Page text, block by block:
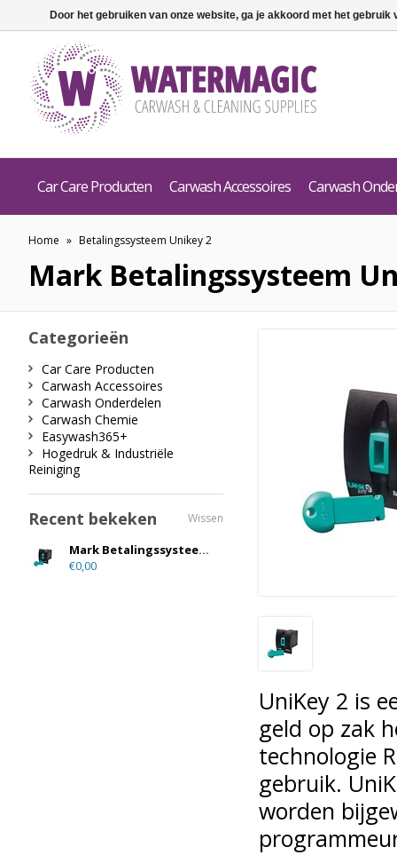
Car Care Producten Carwash Accessoires Carwash
Home » Betalingssysteem Unikey 2
Mark Betalingssysteem
UniKey 2 is
geld op zak
technologie
gebruik.
worden
Categorieën
Car Care Producten
Carwash Accessoires
Carwash Onderdelen
Carwash Chemie
Easywash365+
Hogedruk & Industriële
Reiniging
Recent bekeken Wissen
Mark Betalingssysteem Unikey 2
€0,00
Door het gebruiken van onze website, ga je akkoord met het